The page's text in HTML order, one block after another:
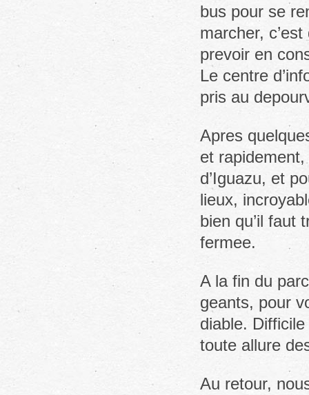
bus pour se
marcher,
prevoir en
Le centre
pris au
Apres
et
d’Iguazu, et
lieux,
bien qu’il faut
fermee.
A la fin du
geants, pour
diable.
toute allure
Au retour,